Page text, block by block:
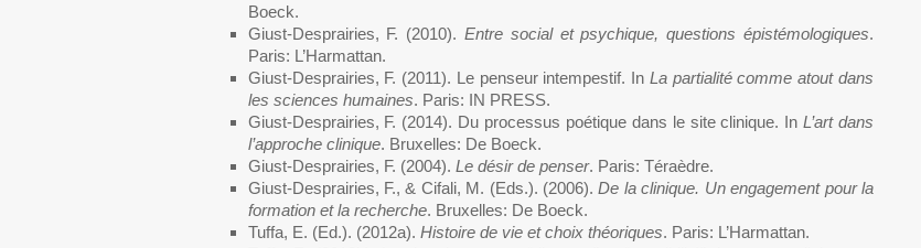
Boeck.
Giust-Desprairies, F. (2010). Entre social et psychique, questions épistémologiques.
Paris: L’Harmattan.
Giust-Desprairies, F. (2011). Le penseur intempestif. In La partialité comme atout dans
les sciences humaines. Paris: IN PRESS.
Giust-Desprairies, F. (2014). Du processus poétique dans le site clinique. InL’art dans
l’approche clinique. Bruxelles: De Boeck.
Giust-Desprairies, F. (2004). Le désir de penser. Paris: Téraèdre.
Giust-Desprairies, F., & Cifali, M. (Eds.). (2006).De la clinique. Un engagement pour la
formation et la recherche. Bruxelles: De Boeck.
Tuffa, E. (Ed.). (2012a). Histoire de vie et choix théoriques. Paris: L’Harmattan.